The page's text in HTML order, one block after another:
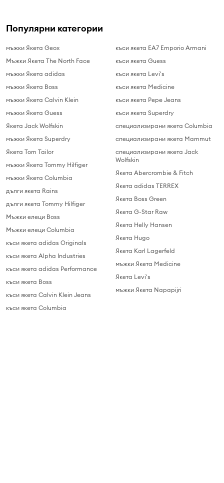
Популярни категории
мъжки Якета Geox
Мъжки Якета The North Face
мъжки Якета adidas
мъжки Якета Boss
мъжки Якета Calvin Klein
мъжки Якета Guess
Якета Jack Wolfskin
мъжки Якета Superdry
Якета Tom Tailor
мъжки Якета Tommy Hilfiger
мъжки Якета Columbia
дълги якета Rains
дълги якета Tommy Hilfiger
Мъжки елеци Boss
Мъжки елеци Columbia
къси якета adidas Originals
къси якета Alpha Industries
къси якета adidas Performance
къси якета Boss
къси якета Calvin Klein Jeans
къси якета Columbia
къси якета EA7 Emporio Armani
къси якета Guess
къси якета Levi's
къси якета Medicine
къси якета Pepe Jeans
къси якета Superdry
специализирани якета Columbia
специализирани якета Mammut
специализирани якета Jack
Wolfskin
Якета Abercrombie & Fitch
Якета adidas TERREX
Якета Boss Green
Якета G-Star Raw
Якета Helly Hansen
Якета Hugo
Якета Karl Lagerfeld
мъжки Якета Medicine
Якета Levi's
мъжки Якета Napapijri